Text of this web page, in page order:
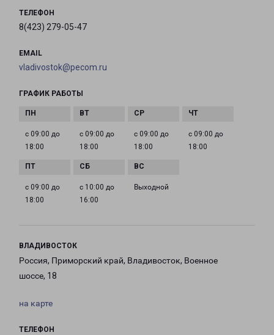
ТЕЛЕФОН
8(423) 279-05-47
EMAIL
vladivostok@pecom.ru
ГРАФИК РАБОТЫ
с 09:00 до
18:00
с 09:00 до
18:00
с 09:00 до
18:00
с 09:00 до
18:00
с 09:00 до
18:00
с 10:00 до
16:00
Выходной
ВЛАДИВОСТОК
Россия, Приморский край, Владивосток, Военное
шоссе, 18
на карте
ТЕЛЕФОН